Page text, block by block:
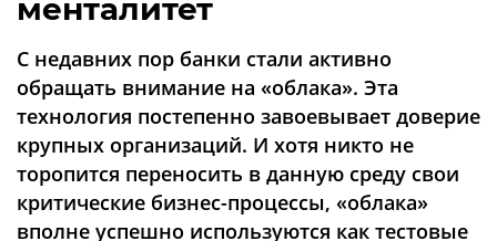
Аналитика
Конференции
Техника
ТВ
Об
Max
менталитет
С недавних пор банки стали активно
обращать внимание на «облака». Эта
технология постепенно завоевывает доверие
крупных организаций. И хотя никто не
торопится переносить в данную среду свои
критические бизнес-процессы, «облака»
вполне успешно используются как тестовые